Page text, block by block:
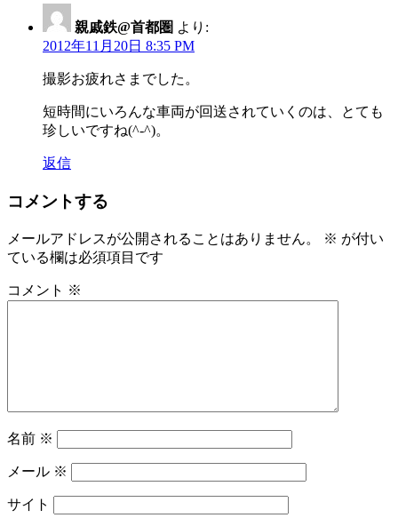
親戚鉄@首都圏 より:
2012年11月20日 8:35 PM
撮影お疲れさまでした。
短時間にいろんな車両が回送されていくのは、とても
珍しいですね(^-^)。
返信
コメントする
メールアドレスが公開されることはありません。 ※ が付い
ている欄は必須項目です
コメント ※
名前 ※
メール ※
サイト